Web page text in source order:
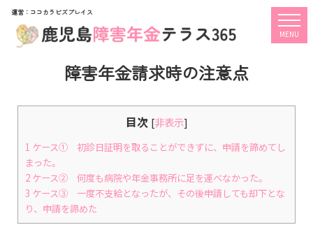
MENU
運営：ココカラビズプレイス
障害年金請求時の注意点
目次 [非表示]
1 ケース① 初診日証明を取ることができずに、申請を諦めてし
まった。
2 ケース② 何度も病院や年金事務所に足を運べなかった。
3 ケース③ 一度不支給となったが、その後申請しても却下とな
り、申請を諦めた